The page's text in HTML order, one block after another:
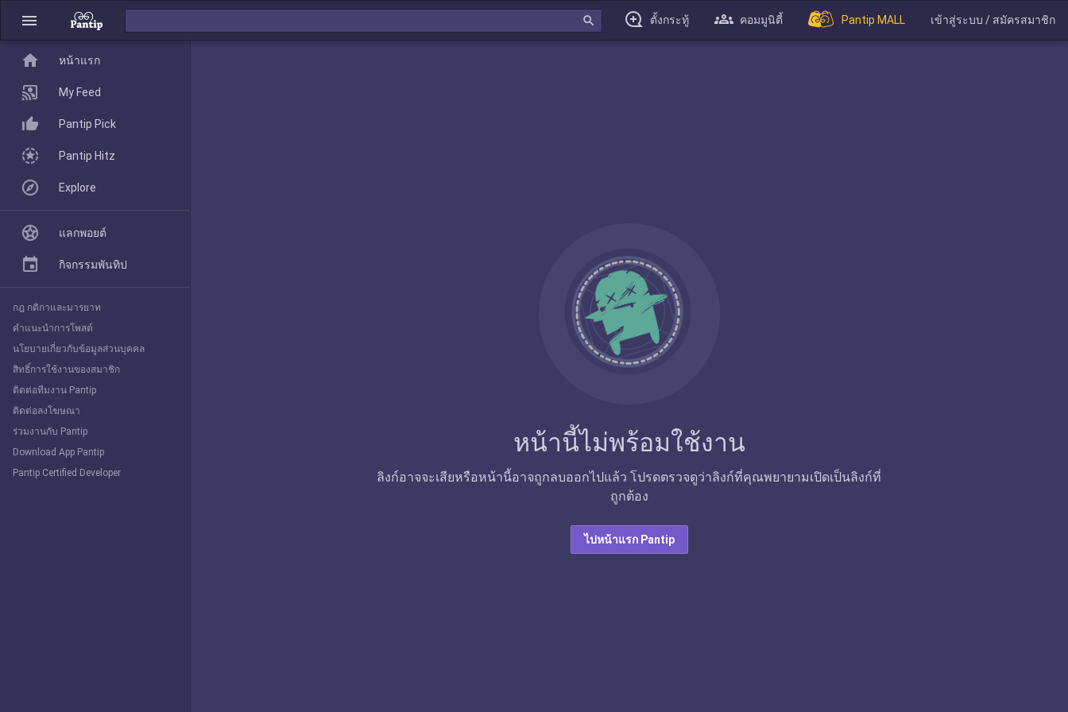
menu search ตั้งกระทู้ คอมมูนิตี้ Pantip MALL เข้าสู่ระบบ / สมัครสมาชิก
หน้านี้ไม่พร้อมใช้งาน
ลิงก์อาจจะเสียหรือหน้านี้อาจถูกลบออกไปแล้ว โปรดตรวจดูว่าลิงก์ที่คุณพยายามเปิดเป็นลิงก์ที่
ถูกต้อง
ไปหน้าแรก Pantip
home
Pantip Pick
Explore
home หน้าแรก
My Feed
Pantip Pick
Pantip Hitz
Explore
แลกพอยต์
กิจกรรมพันทิป
กฎ กติกาและมารยาท
คำแนะนำการโพสต์
นโยบายเกี่ยวกับข้อมูลส่วนบุคคล
สิทธิ์การใช้งานของสมาชิก
ติดต่อทีมงาน Pantip
ติดต่อลงโฆษณา
ร่วมงานกับ Pantip
Download App Pantip
Pantip Certified Developer